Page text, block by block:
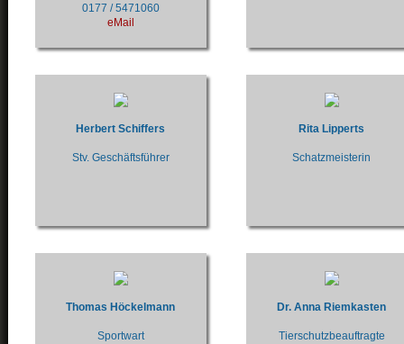
0177 / 5471060
eMail
Herbert Schiffers
Stv. Geschäftsführer
Rita Lipperts
Schatzmeisterin
Thomas Höckelmann
Sportwart
Dr. Anna Riemkasten
Tierschutzbeauftragte